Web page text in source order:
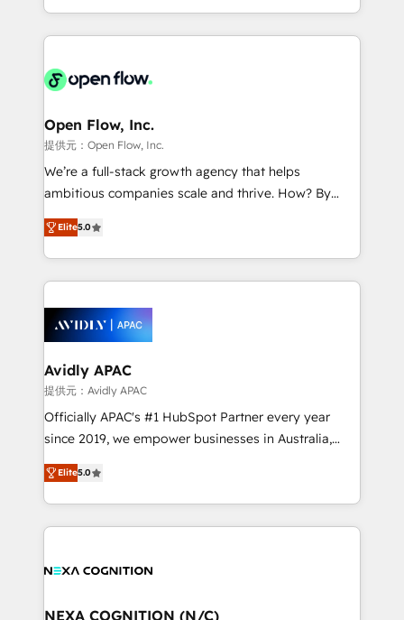
collective good of the company and its clientele, and
things are happening.
service and marketing department operates in the
most effective way, while at the same time
integrated buyers journey. Elixir is located in
and Amsterdam. Elixir is a first mover and leader
when it comes to HubSpot sales and service
implementations, highly renowned for our business
acumen, process (re-)design experience and a
integrate HubSpot with complex solutions like SAP,
MicroSoft, custom solutions,... Our company also has
Retail execution, CPQ, customer portals and
HubSpot CMS developments. And we're champions
Open Flow, Inc.
提供元：Open Flow, Inc.
We’re a full-stack growth agency that helps
ambitious companies scale and thrive. How? By
upgrading and streamlining every single revenue-
generating aspect of your business. We’re proud
HubSpot Elite Solutions Partners and devout CRM
nerds who can harness HubSpot’s custom digital
experience. Working hand-in-hand with your team,
we’ll assemble a RevOps machine that drives more
traffic, generates better leads and crushes your
revenue goals. We've worked with thousands of
HubSpot customers and we'd love to work with you
too! Clients come to us for: Advanced CRM solutions
HubSpot Data System Migrations between systems
to HubSpot New lead generation strategies Time-
Elite5.0
Avidly APAC
提供元：Avidly APAC
Officially APAC's #1 HubSpot Partner every year
since 2019, we empower businesses in Australia,
New Zealand, and globally to realise their full
potential through enterprise HubSpot CRM
implementation. And we deliver best practice across
the whole HubSpot platform, covering marketing,
all businesses, from start-up to Enterprise, and have
the world. Our human approach to digital
Elite5.0
NEXA COGNITION (N/C)